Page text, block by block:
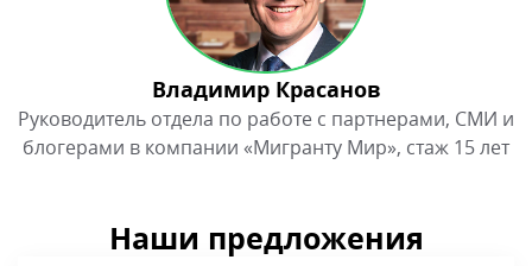
Гражданство Германии
Паспорт Германии дает право на проживание,
работу в Германии и безвизовый доступ в более
чем 180 стран мира.
Стоимость:2 500 EUR
Сроки:8 лет